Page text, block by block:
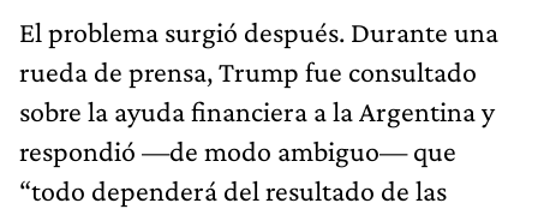
El problema surgió después. Durante una
rueda de prensa, Trump fue consultado
sobre la ayuda financiera a la Argentina y
respondió —de modo ambiguo— que
“todo dependerá del resultado de las